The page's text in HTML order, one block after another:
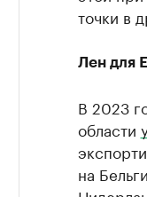
точки в
Лен для
В 2023
области
на